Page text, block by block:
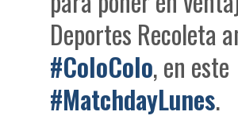
Deportes Recoleta
#ColoColo, en este
#MatchdayLunes.